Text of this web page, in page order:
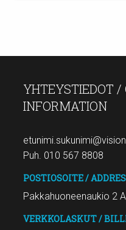
YHTEYSTIEDOT /
INFORMATION
Puh. 010 567 8808
POSTIOSOITE /
Pakkahuoneenaukio 2
VERKKOLASKUT /